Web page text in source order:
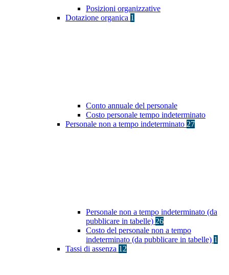
Posizioni organizzative
Dotazione organica 1
Conto annuale del personale
Costo personale tempo indeterminato
Personale non a tempo indeterminato 27
Personale non a tempo indeterminato (da
pubblicare in tabelle) 26
Costo del personale non a tempo
indeterminato (da pubblicare in tabelle) 1
Tassi di assenza 12